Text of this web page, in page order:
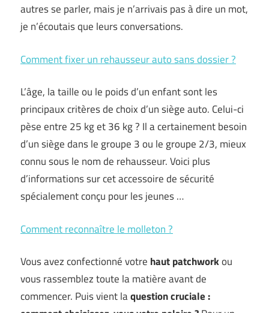
autres se parler, mais je n’arrivais pas à dire un mot,
je n’écoutais que leurs conversations.
Comment fixer un rehausseur auto sans dossier ?
L’âge, la taille ou le poids d’un enfant sont les
principaux critères de choix d’un siège auto. Celui-ci
pèse entre 25 kg et 36 kg ? Il a certainement besoin
d’un siège dans le groupe 3 ou le groupe 2/3, mieux
connu sous le nom de rehausseur. Voici plus
d’informations sur cet accessoire de sécurité
spécialement conçu pour les jeunes …
Comment reconnaître le molleton ?
Vous avez confectionné votre haut patchworkou
vous rassemblez toute la matière avant de
commencer. Puis vient laquestion cruciale :